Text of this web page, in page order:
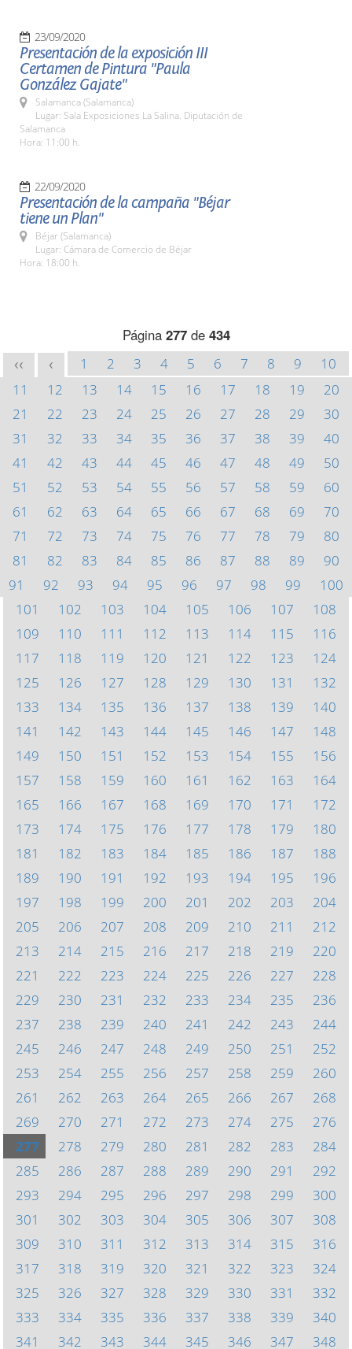
23/09/2020
Presentación de la exposición III
Certamen de Pintura "Paula
González Gajate"
Salamanca (Salamanca)
Lugar: Sala Exposiciones La Salina. Diputación de
Salamanca
Hora: 11:00 h.
22/09/2020
Presentación de la campaña "Béjar
tiene un Plan"
Béjar (Salamanca)
Lugar: Cámara de Comercio de Béjar
Hora: 18:00 h.
Página 277de 434
<< < 1 2 3 4 5 6 7 8 9
10
11
12 13 14 15 16 17 18 19
20
21
22 23 24 25 26 27 28 29
30
31
32 33 34 35 36 37 38 39
40
41
42 43 44 45 46 47 48 49
50
51
52 53 54 55 56 57 58 59
60
61
62 63 64 65 66 67 68 69
70
71
72 73 74 75 76 77 78 79
80
81
82 83 84 85 86 87 88 89
90
91
92 93 94 95 96 97 98 99
100
101
102 103 104 105 106 107
108
109
110 111 112 113 114 115
116
117
118 119 120 121 122 123
124
125
126 127 128 129 130 131
132
133
134 135 136 137 138 139
140
141
142 143 144 145 146 147
148
149
150 151 152 153 154 155
156
157
158 159 160 161 162 163
164
165
166 167 168 169 170 171
172
173
174 175 176 177 178 179
180
181
182 183 184 185 186 187
188
189
190 191 192 193 194 195
196
197
198 199 200 201 202 203
204
205
206 207 208 209 210 211
212
213
214 215 216 217 218 219
220
221
222 223 224 225 226 227
228
229
230 231 232 233 234 235
236
237
238 239 240 241 242 243
244
245
246 247 248 249 250 251
252
253
254 255 256 257 258 259
260
261
262 263 264 265 266 267
268
269
270 271 272 273 274 275
276
277
278 279 280 281 282 283
284
285
286 287 288 289 290 291
292
293
294 295 296 297 298 299
300
301
302 303 304 305 306 307
308
309
310 311 312 313 314 315
316
317
318 319 320 321 322 323
324
325
326 327 328 329 330 331
332
333
334 335 336 337 338 339
340
341
342 343 344 345 346 347 348